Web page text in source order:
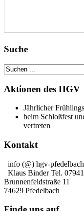
Suche
Aktionen des HGV
Jährlicher
beim Schloßfest
vertreten
Kontakt
info (@) hgv-
Klaus Binder Tel.
Brunnenfeldstraße 11
74629 Pfedelbach